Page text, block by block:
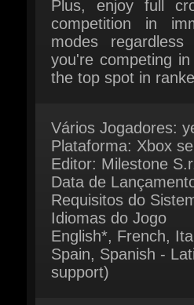
you're competing
the top spot in
Vários Jogadores:
Editor: Milestone S.r.l.
Data de Lançamento
Requisitos do
Idiomas do Jogo
English*, French,
Spain, Spanish -
support)
O produto será